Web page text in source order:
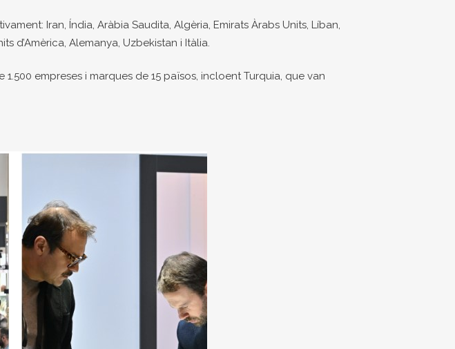
Iran, Índia, Aràbia Saudita, Algèria, Emirats Àrabs Units, Líban,
d’Amèrica, Alemanya, Uzbekistan i Itàlia.
empreses i marques de 15 països, incloent Turquia, que van